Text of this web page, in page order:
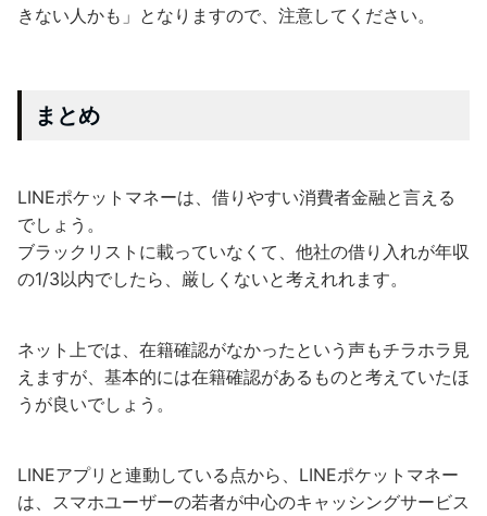
きない人かも」となりますので、注意してください。
まとめ
LINEポケットマネーは、借りやすい消費者金融と言える
でしょう。
ブラックリストに載っていなくて、他社の借り入れが年収
の1/3以内でしたら、厳しくないと考えれれます。
ネット上では、在籍確認がなかったという声もチラホラ見
えますが、基本的には在籍確認があるものと考えていたほ
うが良いでしょう。
LINEアプリと連動している点から、LINEポケットマネー
は、スマホユーザーの若者が中心のキャッシングサービス